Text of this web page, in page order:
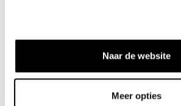
Naar de website
Meer opties
Related